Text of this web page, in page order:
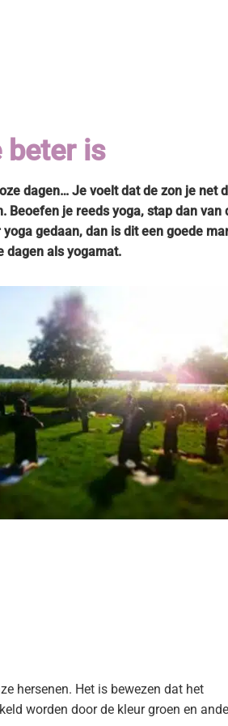
beter is
dagen… Je voelt dat de zon je net
je reeds yoga, stap dan van
gedaan, dan is dit een goede
dagen als yogamat.
hersenen. Het is bewezen dat het
worden door de kleur groen en